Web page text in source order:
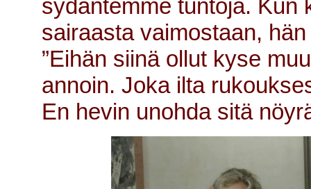
sydäntemme tuntoja. Kun
sairaasta vaimostaan,
”Eihän siinä ollut kyse
annoin. Joka ilta
En hevin unohda sitä